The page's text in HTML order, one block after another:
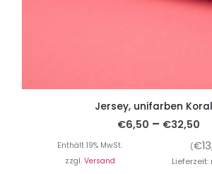
Jersey, unifarben
€6,50 – €32,50
Enthält 19% MwSt. (€
zzgl. Versand